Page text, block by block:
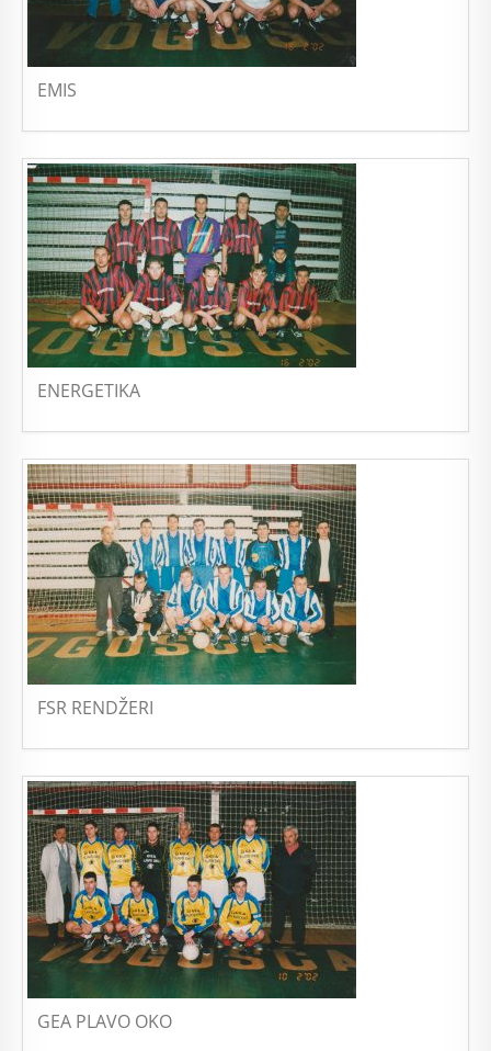
EMIS
ENERGETIKA
FSR RENDŽERI
GEA PLAVO OKO